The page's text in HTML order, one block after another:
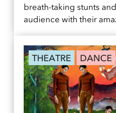
breath-taking stunts
audience with their
THEATRE DANCE